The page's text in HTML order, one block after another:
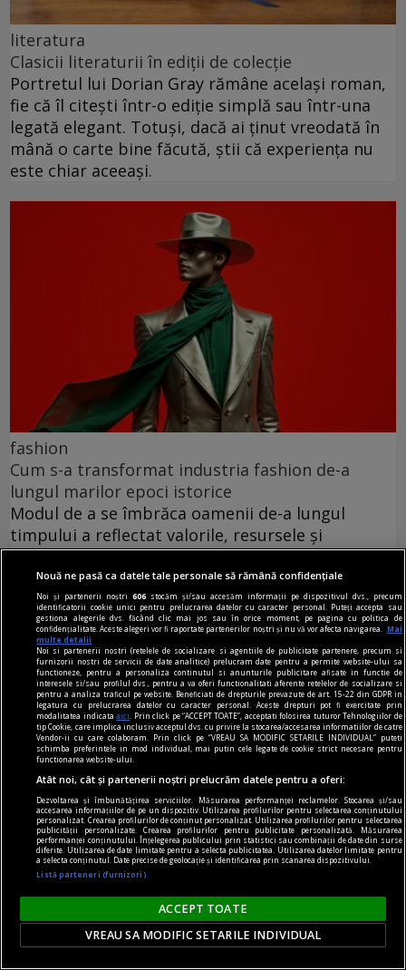
literatura
Clasicii literaturii în ediții de colecție
Portretul lui Dorian Gray rămâne același roman,
fie că îl citești într-o ediție simplă sau într-una
legată elegant. Totuși, dacă ai ținut vreodată în
mână o carte bine făcută, știi că experiența nu
este chiar aceeași.
fashion
Cum s-a transformat industria fashion de-a
lungul marilor epoci istorice
Modul de a se îmbrăca oamenii de-a lungul
timpului a reflectat valorile, resursele și
transformările societății din care făceau parte.
comunicat
BRAT își prezintă poziția față de textul curent al
Digital Omnibus VII și atrage atenția asupra
importanței acestuia pentru sustenabilitatea și
libertatea presei
Biroul Român de Audit Transmedia (BRAT) își
exprimă poziția față de textul actual al Digital
Nouă ne pasă ca datele tale personale să rămână confidențiale
Noi și partenerii noștri606 stocăm și/sau accesăm informații pe dispozitivul dvs., precum
identificatorii cookie unici pentru prelucrarea datelor cu caracter personal. Puteți accepta sau
gestiona alegerile dvs. făcând clic mai jos sau în orice moment, pe pagina cu politica de
confidențialitate. Aceste alegeri vor fi raportate partenerilor noștri și nu vă vor afecta navigarea.
Mai
multe detalii
Noi si partenerii nostri (retelele de socializare si agentiile de publicitate partenere, precum si
furnizorii nostri de servicii de date analitice) prelucram date pentru a permite website-ului sa
functioneze, pentru a personaliza continutul si anunturile publicitare afisate in functie de
interesele si/sau profilul dvs., pentru a va oferi functionalitati aferente retelelor de socializare si
pentru a analiza traficul pe website. Beneficiati de drepturile prevazute de art. 15-22 din GDPR in
legatura cu prelucrarea datelor cu caracter personal. Aceste drepturi pot fi exercitate prin
modalitatea indicataaici
. Prin click pe “ACCEPT TOATE”, acceptati folosirea tuturor Tehnologiilor de
tip Cookie, care implica inclusiv acceptul dvs. cu privire la stocarea/accesarea informatiilor de catre
Vendor-ii cu care colaboram. Prin click pe “VREAU SA MODIFIC SETARILE INDIVIDUAL” puteti
schimba preferintele in mod individual, mai putin cele legate de cookie strict necesare pentru
functionarea website-ului.
Atât noi, cât și partenerii noștri prelucrăm datele pentru a oferi:
Dezvoltarea și îmbunătățirea serviciilor. Măsurarea performanței reclamelor. Stocarea și/sau
accesarea informațiilor de pe un dispozitiv. Utilizarea profilurilor pentru selectarea conținutului
personalizat. Crearea profilurilor de conținut personalizat. Utilizarea profilurilor pentru selectarea
publicității personalizate. Crearea profilurilor pentru publicitate personalizată. Măsurarea
performanței conținutului. Înțelegerea publicului prin statistici sau combinații de date din surse
diferite. Utilizarea de date limitate pentru a selecta publicitatea. Utilizarea datelor limitate pentru
a selecta conținutul. Date precise de geolocație și identificarea prin scanarea dispozitivului.
Listă parteneri (furnizori)
ACCEPT TOATE
VREAU SA MODIFIC SETARILE INDIVIDUAL